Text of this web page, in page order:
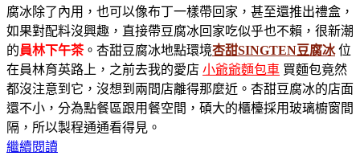
腐冰除了內用，也可以像布丁一樣帶回家，甚至還推出禮盒，
如果對配料沒興趣，直接帶豆腐冰回家吃似乎也不賴，很新潮
的員林下午茶。杏甜豆腐冰地點環境杏甜SINGTEN豆腐冰 位
在員林育英路上，之前去我的愛店 小爺爺麵包車 買麵包竟然
都沒注意到它，沒想到兩間店離得那麼近。杏甜豆腐冰的店面
還不小，分為點餐區跟用餐空間，碩大的櫃檯採用玻璃櫥窗間
隔，所以製程通通看得見。
繼續閱讀